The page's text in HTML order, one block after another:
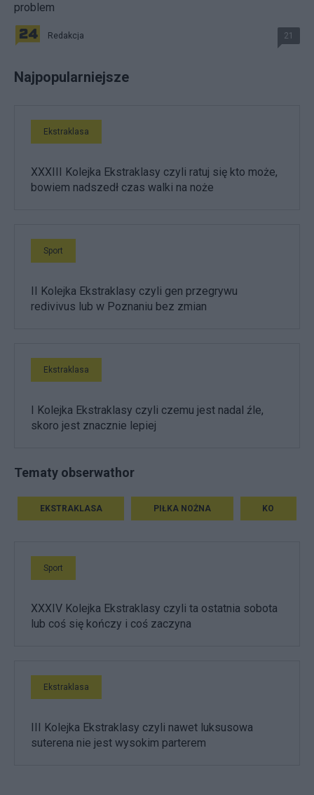
problem
Redakcja 21
Najpopularniejsze
Ekstraklasa
XXXIII Kolejka Ekstraklasy czyli ratuj się kto może,
bowiem nadszedł czas walki na noże
Sport
II Kolejka Ekstraklasy czyli gen przegrywu
redivivus lub w Poznaniu bez zmian
Ekstraklasa
I Kolejka Ekstraklasy czyli czemu jest nadal źle,
skoro jest znacznie lepiej
Tematy obserwathor
EKSTRAKLASA PIŁKA NOŻNA KO
Sport
XXXIV Kolejka Ekstraklasy czyli ta ostatnia sobota
lub coś się kończy i coś zaczyna
Ekstraklasa
III Kolejka Ekstraklasy czyli nawet luksusowa
suterena nie jest wysokim parterem